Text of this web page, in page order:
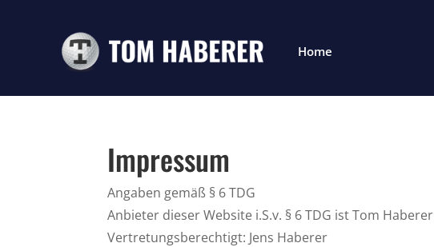
Home
Impressum
Angaben gemäß § 6 TDG
Anbieter dieser Website i.S.v. § 6 TDG ist Tom Haberer
Vertretungsberechtigt: Jens Haberer